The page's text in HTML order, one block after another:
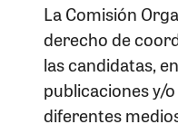
La Comisión
derecho de
las candidatas,
publicaciones y/
diferentes